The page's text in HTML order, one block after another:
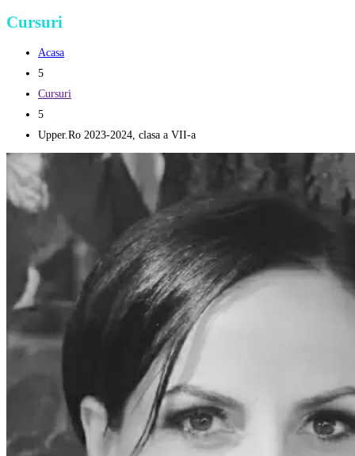
Cursuri
Acasa
5
Cursuri
5
Upper.Ro 2023-2024, clasa a VII-a